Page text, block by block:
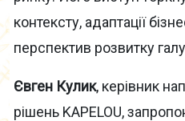
контексту, адаптації
перспектив розвитку
Євген Кулик, керівник
рішень KAPELOU,